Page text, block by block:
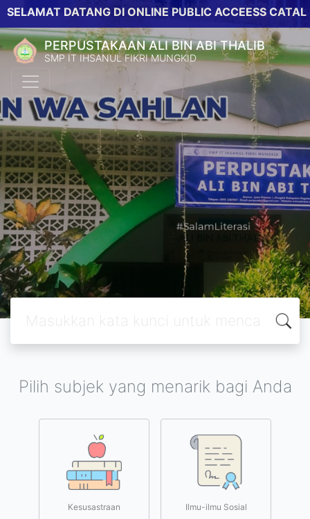
DATANG DI ONLINE PUBLIC ACCEESS CATALOG
PERPUSTAKAAN ALI BIN ABI THALIB
SMP IT IHSANUL FIKRI MUNGKID
Pilih subjek yang menarik bagi Anda
Kesusastraan Ilmu-ilmu Sosial